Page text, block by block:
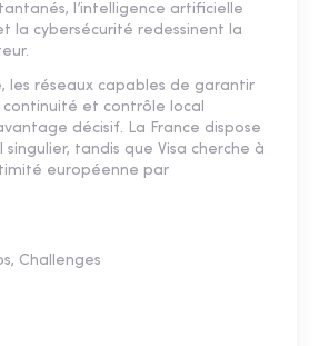
l’intelligence artificielle
la cybersécurité redessinent la
les réseaux capables de garantir
et contrôle local
décisif. La France dispose
singulier, tandis que Visa cherche à
européenne par
Challenges